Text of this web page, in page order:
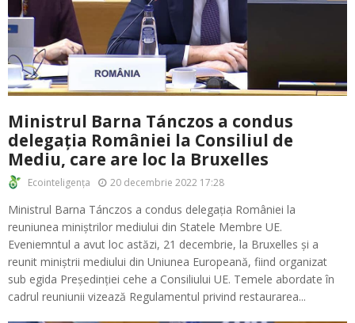
Ministrul Barna Tánczos a condus
delegația României la Consiliul de
Mediu, care are loc la Bruxelles
Ecointeligența 20 decembrie 2022 17:28
Ministrul Barna Tánczos a condus delegația României la
reuniunea miniștrilor mediului din Statele Membre UE.
Eveniemntul a avut loc astăzi, 21 decembrie, la Bruxelles și a
reunit miniștrii mediului din Uniunea Europeană, fiind organizat
sub egida Președinției cehe a Consiliului UE. Temele abordate în
cadrul reuniunii vizează Regulamentul privind restaurarea...